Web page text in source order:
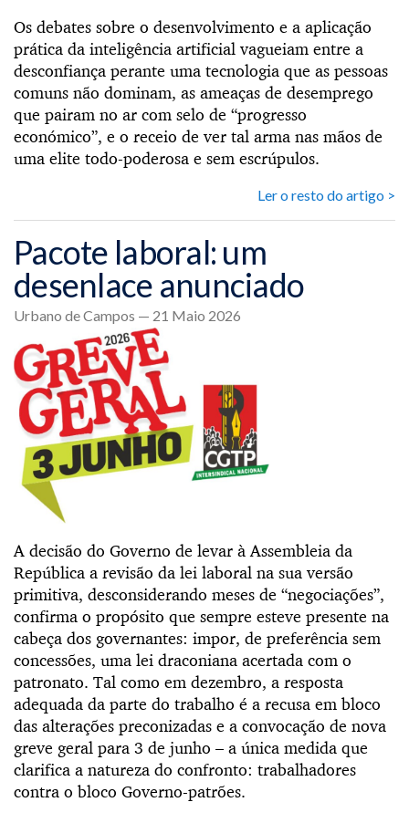
Os debates sobre o desenvolvimento e a aplicação
prática da inteligência artificial vagueiam entre a
desconfiança perante uma tecnologia que as pessoas
comuns não dominam, as ameaças de desemprego
que pairam no ar com selo de “progresso
económico”, e o receio de ver tal arma nas mãos de
uma elite todo-poderosa e sem escrúpulos.
Ler o resto do artigo >
Pacote laboral: um
desenlace anunciado
Urbano de Campos — 21 Maio 2026
A decisão do Governo de levar à Assembleia da
República a revisão da lei laboral na sua versão
primitiva, desconsiderando meses de “negociações”,
confirma o propósito que sempre esteve presente na
cabeça dos governantes: impor, de preferência sem
concessões, uma lei draconiana acertada com o
patronato. Tal como em dezembro, a resposta
adequada da parte do trabalho é a recusa em bloco
das alterações preconizadas e a convocação de nova
greve geral para 3 de junho – a única medida que
clarifica a natureza do confronto: trabalhadores
contra o bloco Governo-patrões.